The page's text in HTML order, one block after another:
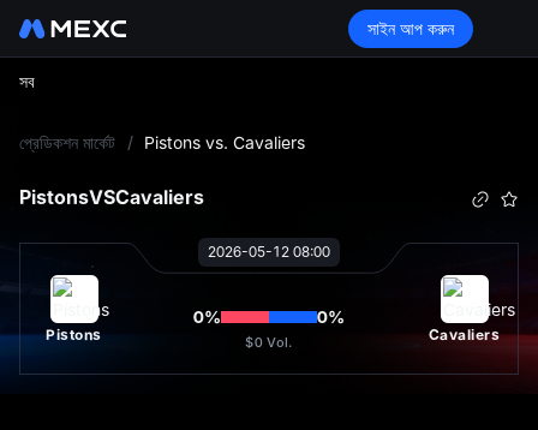
সাইন আপ করুন
সব
প্রেডিকশন মার্কেট / Pistons vs. Cavaliers
PistonsVSCavaliers
2026-05-12 08:00
Pistons
0% 0%
$0 Vol. Cavaliers